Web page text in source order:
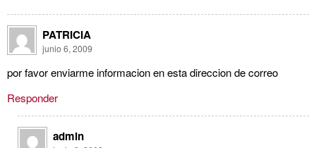
PATRICIA
junio 6, 2009
por favor enviarme informacion en esta direccion de correo
Responder
admin